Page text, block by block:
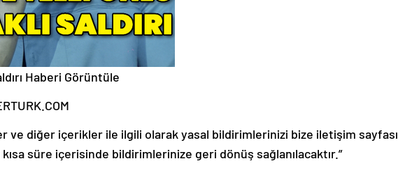
Haberi Görüntüle
ve diğer içerikler ile ilgili olarak yasal bildirimlerinizi bize iletişim sayfası
süre içerisinde bildirimlerinize geri dönüş sağlanılacaktır.”